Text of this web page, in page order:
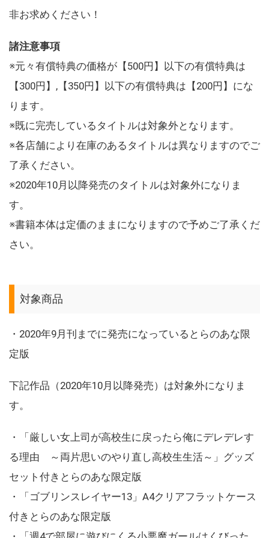
非お求めください！
諸注意事項
※元々有償特典の価格が【500円】以下の有償特典は
【300円】,【350円】以下の有償特典は【200円】にな
ります。
※既に完売しているタイトルは対象外となります。
※各店舗により在庫のあるタイトルは異なりますのでご
了承ください。
※2020年10月以降発売のタイトルは対象外になりま
す。
※書籍本体は定価のままになりますので予めご了承くだ
さい。
対象商品
・2020年9月刊までに発売になっているとらのあな限
定版
下記作品（2020年10月以降発売）は対象外になりま
す。
・「厳しい女上司が高校生に戻ったら俺にデレデレす
る理由 ～両片思いのやり直し高校生生活～」グッズ
セット付きとらのあな限定版
・「ゴブリンスレイヤー13」A4クリアフラットケース
付きとらのあな限定版